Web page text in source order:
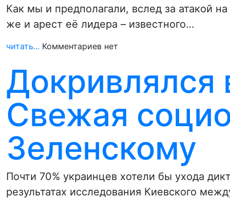
Как мы и предполагали, вслед за атакой
же и арест её лидера – известного…
читать... Комментариев нет
Докривлялся
Свежая
Зеленскому
Почти 70% украинцев хотели бы ухода
результатах исследования Киевского